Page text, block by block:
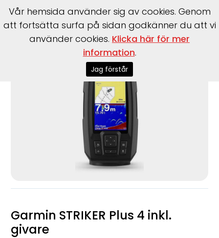
Garmin> STRIKER Plus 4 inkl. givare
Garmin STRIKER Plus 4 inkl.
givare
Vår hemsida använder sig av cookies. Genom
att fortsätta surfa på sidan godkänner du att vi
använder cookies. Klicka här för mer
information.
Jag förstår